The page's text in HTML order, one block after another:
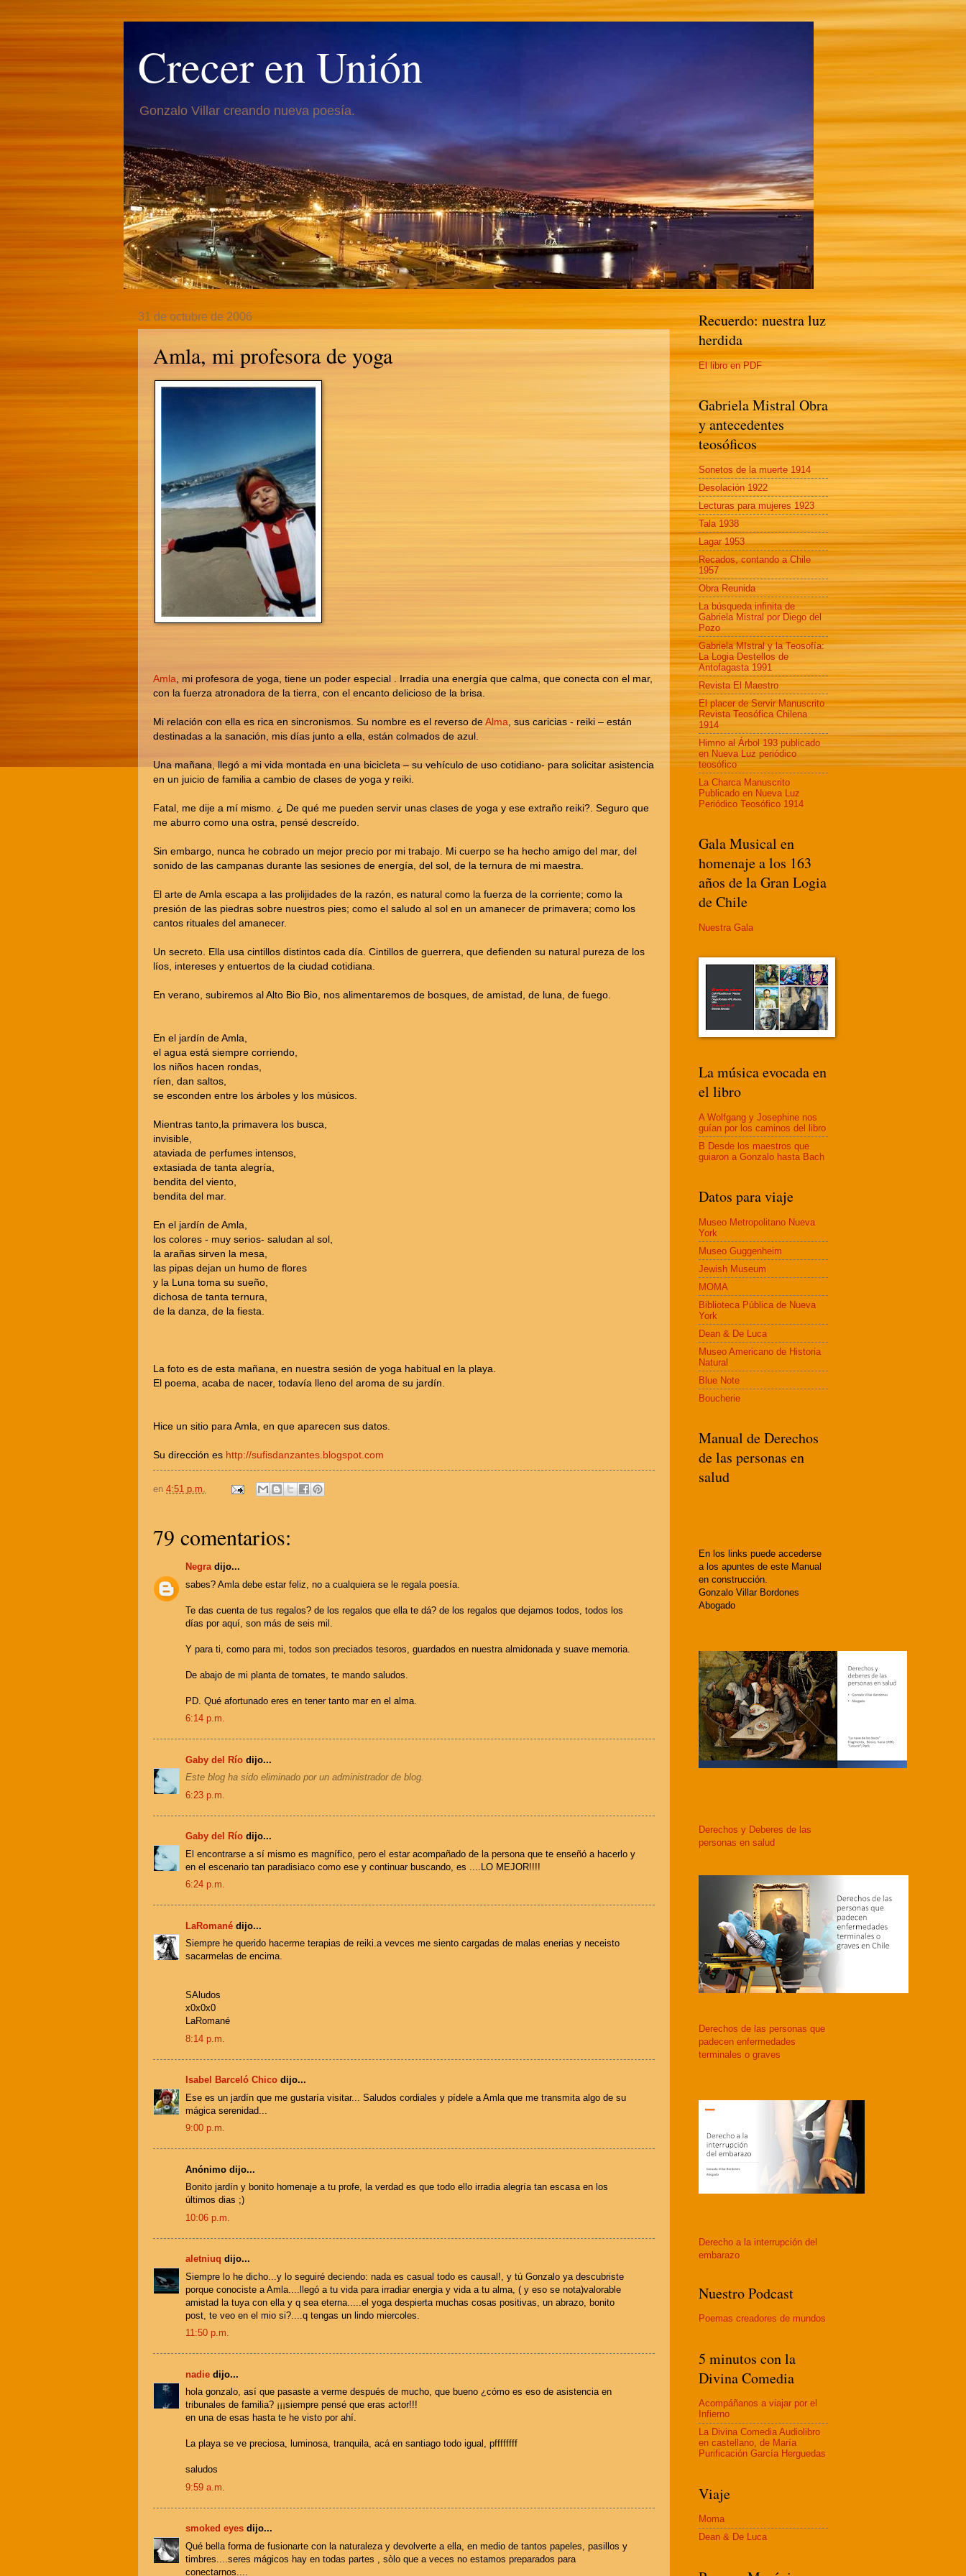
Crecer en Unión
Gonzalo Villar creando nueva poesía.
31 de octubre de 2006
Amla, mi profesora de yoga
Amla , mi profesora de yoga, tiene un poder especial . Irradia una energía que calma, que conecta con el mar,
con la fuerza atronadora de la tierra, con el encanto delicioso de la brisa.
Mi relación con ella es rica en sincronismos. Su nombre es el reverso de Alma , sus caricias - reiki – están
destinadas a la sanación, mis días junto a ella, están colmados de azul.
Una mañana, llegó a mi vida montada en una bicicleta – su vehículo de uso cotidiano- para solicitar asistencia
en un juicio de familia a cambio de clases de yoga y reiki.
Fatal, me dije a mí mismo. ¿ De qué me pueden servir unas clases de yoga y ese extraño reiki?. Seguro que
me aburro como una ostra, pensé descreído.
Sin embargo, nunca he cobrado un mejor precio por mi trabajo. Mi cuerpo se ha hecho amigo del mar, del
sonido de las campanas durante las sesiones de energía, del sol, de la ternura de mi maestra.
El arte de Amla escapa a las prolijidades de la razón, es natural como la fuerza de la corriente; como la
presión de las piedras sobre nuestros pies; como el saludo al sol en un amanecer de primavera; como los
cantos rituales del amanecer.
Un secreto. Ella usa cintillos distintos cada día. Cintillos de guerrera, que defienden su natural pureza de los
líos, intereses y entuertos de la ciudad cotidiana.
En verano, subiremos al Alto Bio Bio, nos alimentaremos de bosques, de amistad, de luna, de fuego.
En el jardín de Amla,
el agua está siempre corriendo,
los niños hacen rondas,
ríen, dan saltos,
se esconden entre los árboles y los músicos.
Mientras tanto,la primavera los busca,
invisible,
ataviada de perfumes intensos,
extasiada de tanta alegría,
bendita del viento,
bendita del mar.
En el jardín de Amla,
los colores - muy serios- saludan al sol,
la arañas sirven la mesa,
las pipas dejan un humo de flores
y la Luna toma su sueño,
dichosa de tanta ternura,
de la danza, de la fiesta.
La foto es de esta mañana, en nuestra sesión de yoga habitual en la playa.
El poema, acaba de nacer, todavía lleno del aroma de su jardín.
Hice un sitio para Amla, en que aparecen sus datos.
Su dirección es http://sufisdanzantes.blogspot.com
en 4:51 p.m.
79 comentarios:
Negradijo...
sabes? Amla debe estar feliz, no a cualquiera se le regala poesía.
Te das cuenta de tus regalos? de los regalos que ella te dá? de los regalos que dejamos todos, todos los
días por aquí, son más de seis mil.
Y para ti, como para mi, todos son preciados tesoros, guardados en nuestra almidonada y suave memoria.
De abajo de mi planta de tomates, te mando saludos.
PD. Qué afortunado eres en tener tanto mar en el alma.
6:14 p.m.
Gaby del Río dijo...
Este blog ha sido eliminado por un administrador de blog.
6:23 p.m.
Gaby del Río dijo...
El encontrarse a sí mismo es magnífico, pero el estar acompañado de la persona que te enseñó a hacerlo y
en el escenario tan paradisiaco como ese y continuar buscando, es ....LO MEJOR!!!!
6:24 p.m.
LaRomané dijo...
Siempre he querido hacerme terapias de reiki.a vevces me siento cargadas de malas enerias y neceisto
sacarmelas de encima.
SAludos
x0x0x0
LaRomané
8:14 p.m.
Isabel Barceló Chico dijo...
Ese es un jardín que me gustaría visitar... Saludos cordiales y pídele a Amla que me transmita algo de su
mágica serenidad...
9:00 p.m.
Anónimo dijo...
Bonito jardín y bonito homenaje a tu profe, la verdad es que todo ello irradia alegría tan escasa en los
últimos dias ;)
10:06 p.m.
aletniuq dijo...
Siempre lo he dicho...y lo seguiré deciendo: nada es casual todo es causal!, y tú Gonzalo ya descubriste
porque conociste a Amla....llegó a tu vida para irradiar energia y vida a tu alma, ( y eso se nota)valorable
amistad la tuya con ella y q sea eterna.....el yoga despierta muchas cosas positivas, un abrazo, bonito
post, te veo en el mio si?....q tengas un lindo miercoles.
11:50 p.m.
nadie dijo...
hola gonzalo, así que pasaste a verme después de mucho, que bueno ¿cómo es eso de asistencia en
tribunales de familia? ¡¡¡siempre pensé que eras actor!!!
en una de esas hasta te he visto por ahí.
La playa se ve preciosa, luminosa, tranquila, acá en santiago todo igual, pffffffff
saludos
9:59 a.m.
smoked eyes dijo...
Qué bella forma de fusionarte con la naturaleza y devolverte a ella, en medio de tantos papeles, pasillos y
timbres....seres mágicos hay en todas partes , sòlo que a veces no estamos preparados para
conectarnos....
Recuerdo: nuestra luz
herdida
El libro en PDF
Gabriela Mistral Obra
y antecedentes
teosóficos
Sonetos de la muerte 1914
Desolación 1922
Lecturas para mujeres 1923
Tala 1938
Lagar 1953
Recados, contando a Chile
1957
Obra Reunida
La búsqueda infinita de
Gabriela Mistral por Diego del
Pozo
Gabriela MIstral y la Teosofía:
La Logia Destellos de
Antofagasta 1991
Revista El Maestro
El placer de Servir Manuscrito
Revista Teosófica Chilena
1914
Himno al Árbol 193 publicado
en Nueva Luz periódico
teosófico
La Charca Manuscrito
Publicado en Nueva Luz
Periódico Teosófico 1914
Gala Musical en
homenaje a los 163
años de la Gran Logia
de Chile
Nuestra Gala
La música evocada en
el libro
A Wolfgang y Josephine nos
guían por los caminos del libro
B Desde los maestros que
guiaron a Gonzalo hasta Bach
Datos para viaje
Museo Metropolitano Nueva
York
Museo Guggenheim
Jewish Museum
MOMA
Biblioteca Pública de Nueva
York
Dean & De Luca
Museo Americano de Historia
Natural
Blue Note
Boucherie
Manual de Derechos
de las personas en
salud
En los links puede accederse
a los apuntes de este Manual
en construcción.
Gonzalo Villar Bordones
Abogado
Derechos y Deberes de las
personas en salud
Derechos de las personas que
padecen enfermedades
terminales o graves
Derecho a la interrupción del
embarazo
Nuestro Podcast
Poemas creadores de mundos
5 minutos con la
Divina Comedia
Acompáñanos a viajar por el
Infierno
La Divina Comedia Audiolibro
en castellano, de María
Purificación García Herguedas
Viaje
Moma
Dean & De Luca